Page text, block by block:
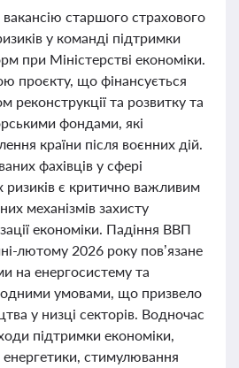
старшого страхового
у команді підтримки
при Міністерстві економіки.
проєкту, що фінансується
реконструкції та розвитку та
фондами, які
країни після воєнних дій.
фахівців у сфері
ризиків є критично важливим
механізмів захисту
економіки. Падіння ВВП
лютому 2026 року пов’язане
на енергосистему та
умовами, що призвело
у низці секторів. Водночас
підтримки економіки,
стимулювання